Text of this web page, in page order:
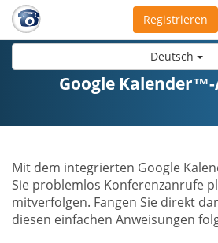
Deutsch
Registrieren
Google
Mit dem integrierten Google
Sie problemlos Konferenzanrufe
mitverfolgen. Fangen Sie direkt
diesen einfachen Anweisungen